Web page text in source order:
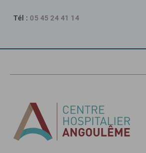
Tél : 05 45 24 41 14